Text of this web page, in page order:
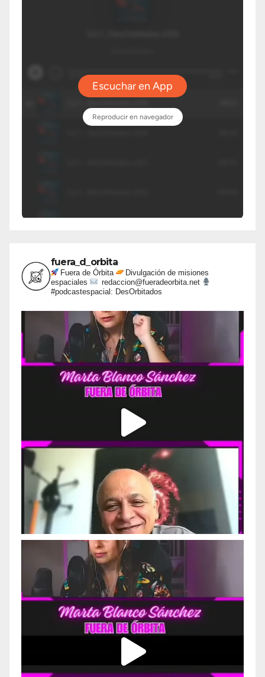
fuera_d_orbita
Fuera de Órbita
Divulgación de misiones
espaciales
redaccion@fueradeorbita.net
#podcastespacial: DesOrbitados